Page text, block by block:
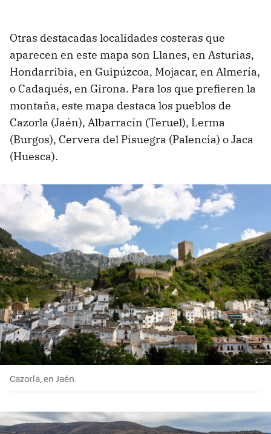
Otras destacadas localidades costeras que
aparecen en este mapa son Llanes, en Asturias,
Hondarribia, en Guipúzcoa, Mojacar, en Almería,
o Cadaqués, en Girona. Para los que prefieren la
montaña, este mapa destaca los pueblos de
Cazorla (Jaén), Albarracín (Teruel), Lerma
(Burgos), Cervera del Pisuegra (Palencia) o Jaca
(Huesca).
Cazorla, en Jaén.